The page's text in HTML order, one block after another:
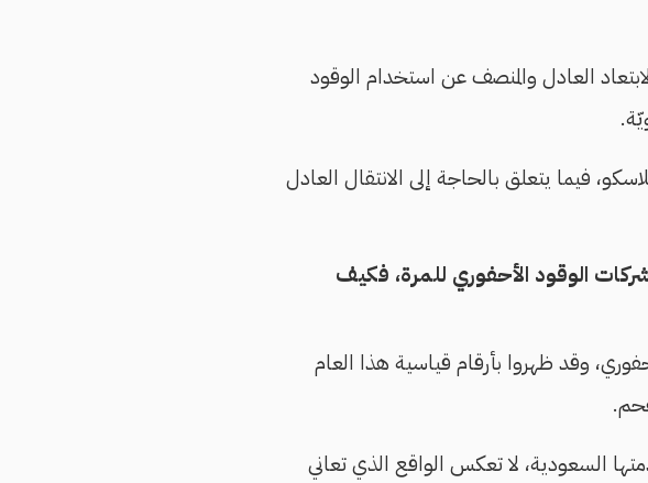
العادل والمنصف عن استخدام الوقود
فيما يتعلق بالحاجة إلى الانتقال العادل
مؤتمرات المناخ شارك 700 ممثل عن شركات الوقود الأحفوري للمرة، فكيف
وقد ظهروا بأرقام قياسية هذا العام
السعودية، لا تعكس الواقع الذي تعاني